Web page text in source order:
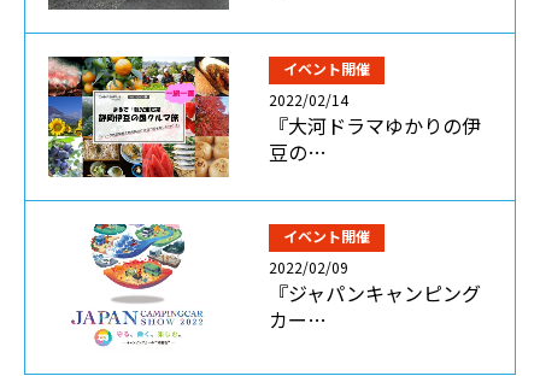
イベント開催
2022/02/14
『大河ドラマゆかりの伊
豆の…
イベント開催
2022/02/09
『ジャパンキャンピング
カー…